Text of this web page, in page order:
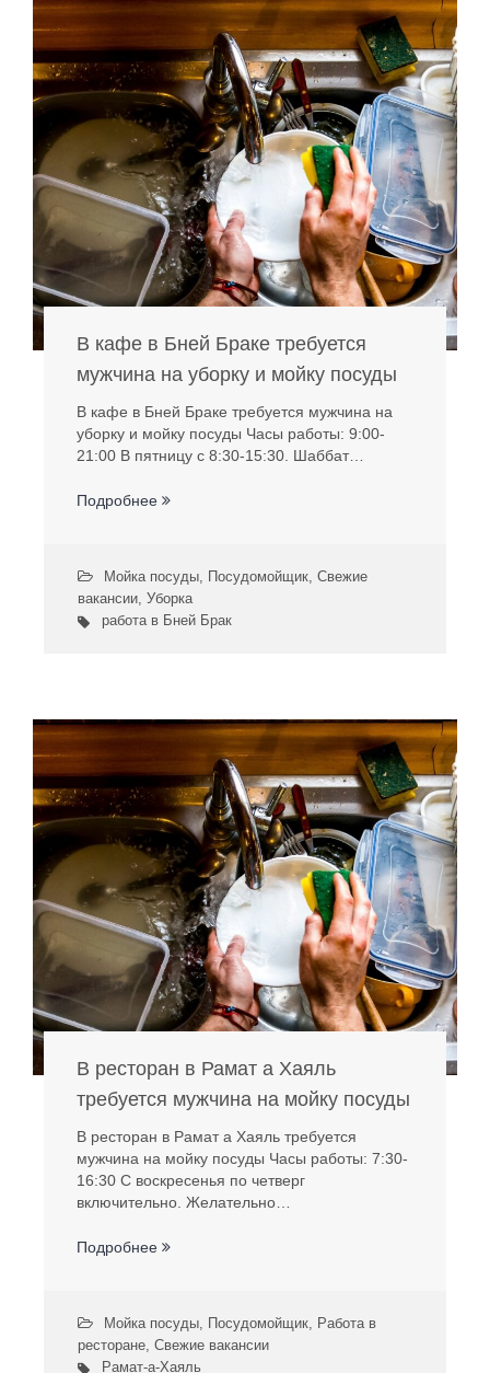
В кафе в Бней Браке требуется
мужчина на уборку и мойку посуды
В кафе в Бней Браке требуется мужчина на
уборку и мойку посуды Часы работы: 9:00-
21:00 В пятницу с 8:30-15:30. Шаббат…
Подробнее
Мойка посуды, Посудомойщик, Свежие
вакансии, Уборка
работа в Бней Брак
В ресторан в Рамат а Хаяль
требуется мужчина на мойку посуды
В ресторан в Рамат а Хаяль требуется
мужчина на мойку посуды Часы работы: 7:30-
16:30 С воскресенья по четверг
включительно. Желательно…
Подробнее
Мойка посуды, Посудомойщик, Работа в
ресторане, Свежие вакансии
Рамат-а-Хаяль